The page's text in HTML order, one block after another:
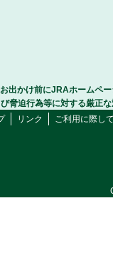
お出かけ前にJRAホームペ
脅迫行為等に対する厳正
リンク ご利用に際し